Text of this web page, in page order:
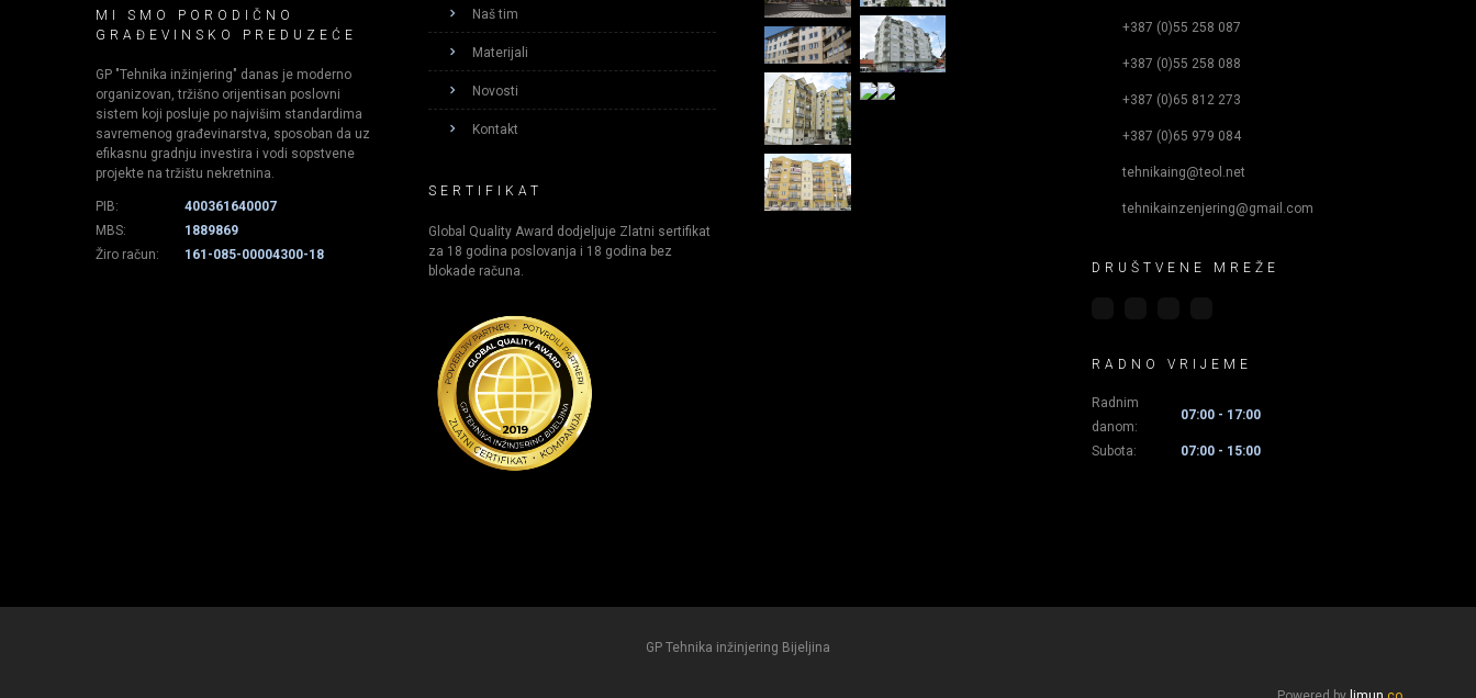
MI SMO PORODIČNO
GRAĐEVINSKO PREDUZEĆE
GP "Tehnika inžinjering" danas je moderno
organizovan, tržišno orijentisan poslovni
sistem koji posluje po najvišim standardima
savremenog građevinarstva, sposoban da uz
efikasnu gradnju investira i vodi sopstvene
projekte na tržištu nekretnina.​
PIB:
400361640007
MBS:
1889869
Žiro račun:
161-085-00004300-18
Naš tim
Materijali
Novosti
Kontakt
SERTIFIKAT
Global Quality Award dodjeljuje Zlatni sertifikat
za 18 godina poslovanja i 18 godina bez
blokade računa.
+387 (0)55 258 087
+387 (0)55 258 088
+387 (0)65 812 273
+387 (0)65 979 084
tehnikaing@teol.net
tehnikainzenjering@gmail.com
DRUŠTVENE MREŽE
RADNO VRIJEME
Radnim
danom:
07:00 - 17:00
Subota: 07:00 - 15:00
GP Tehnika inžinjering Bijeljina